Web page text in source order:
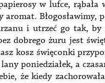
w lufce, rąbała
aromat.
i utrzeć go tak,
dobrego żuru jest
kosz święconki
poniedziałek, a
że kiedy